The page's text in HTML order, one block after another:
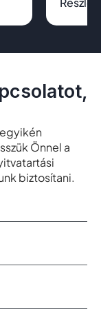
Önnel a
biztosítani.